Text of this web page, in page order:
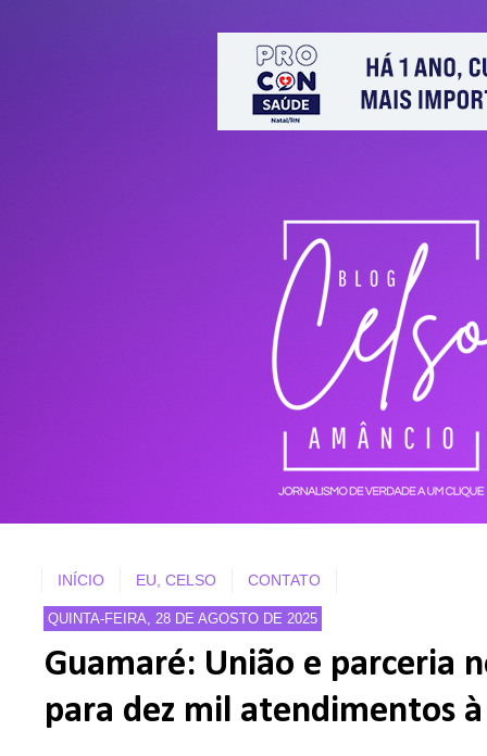
INÍCIO EU, CELSO CONTATO
QUINTA-FEIRA, 28 DE AGOSTO DE 2025
Guamaré: União e parceria
para dez mil atendimentos